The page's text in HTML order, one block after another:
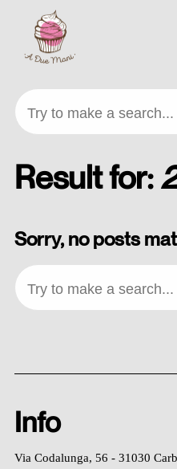
content
Try to make a search...
Result for:
Sorry, no posts
Try to make a search...
Info
Via Codalunga, 56 - 31030